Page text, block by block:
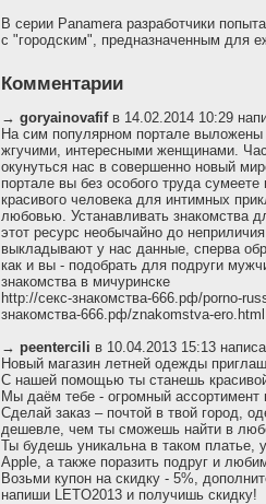
В серии Panamera разработчики
с "городским", предназначенным для
Комментарии
→ goryainovafifв 14.02.2014 10:29
На сим популярном портале
жгучими, интересными женщинами.
окунуться нас в совершенно новый
портале вы без особого труда
красивого человека для интимных
любовью. Устанавливать знакомства
этот ресурс необычайно до
выкладывают у нас данные, сперва
как и вы - подобрать для подруги
знакомства в мичуринске
http://секс-знакомства-666.рф/porno-
знакомства-666.рф/znakomstva-ero.html
→ peentercili в 10.04.2013 15:13
Новый магазин летней одежды
С нашей помощью ты станешь
Мы даём тебе - огромный ассортимент
Сделай заказ – почтой в твой город,
дешевле, чем ты сможешь найти в
Ты будешь уникальна в таком платье,
Apple, а также поразить подруг и
Возьми купон на скидку - 5%,
напиши LETO2013 и получишь скидку!